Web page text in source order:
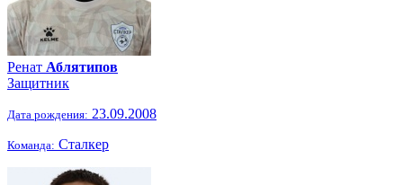
Ренат Аблятипов
Защитник
Дата рождения: 23.09.2008
Команда: Сталкер